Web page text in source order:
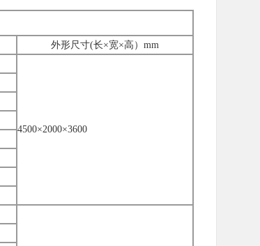
外形尺寸(长×宽×高）mm
4500×2000×3600